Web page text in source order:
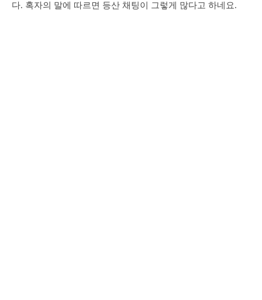
다. 혹자의 말에 따르면 등산 채팅이 그렇게 많다고 하네요.